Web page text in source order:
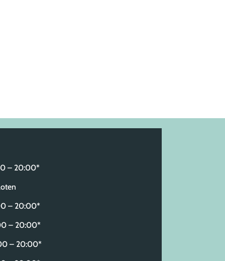
– 20:00*
– 20:00*
– 20:00*
20:00*